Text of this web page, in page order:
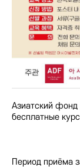
Азиатский фонд
бесплатные
Период приёма